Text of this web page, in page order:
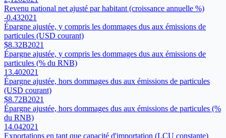
Revenu national net ajusté par habitant (croissance annuelle %)
-0.432021
Épargne ajustée, y compris les dommages dus aux émissions de
particules (USD courant)
$8.32B2021
Épargne ajustée, y compris les dommages dus aux émissions de
particules (% du RNB)
13.402021
Épargne ajustée, hors dommages dus aux émissions de particules
(USD courant)
$8.72B2021
Épargne ajustée, hors dommages dus aux émissions de particules (%
du RNB)
14.042021
Exportations en tant que capacité d'importation (LCU constante)